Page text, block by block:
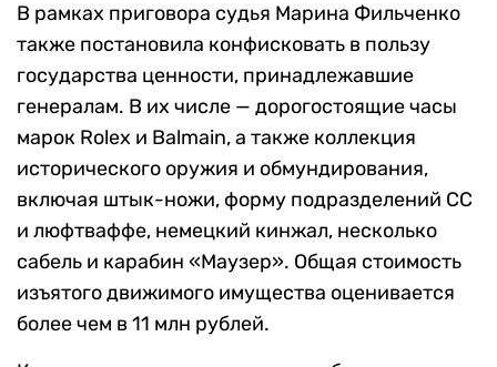
В рамках приговора судья Марина Фильченко
также постановила конфисковать в пользу
государства ценности, принадлежавшие
генералам. В их числе — дорогостоящие часы
марок Rolex и Balmain, а также коллекция
исторического оружия и обмундирования,
включая штык-ножи, форму подразделений СС
и люфтваффе, немецкий кинжал, несколько
сабель и карабин «Маузер». Общая стоимость
изъятого движимого имущества оценивается
более чем в 11 млн рублей.